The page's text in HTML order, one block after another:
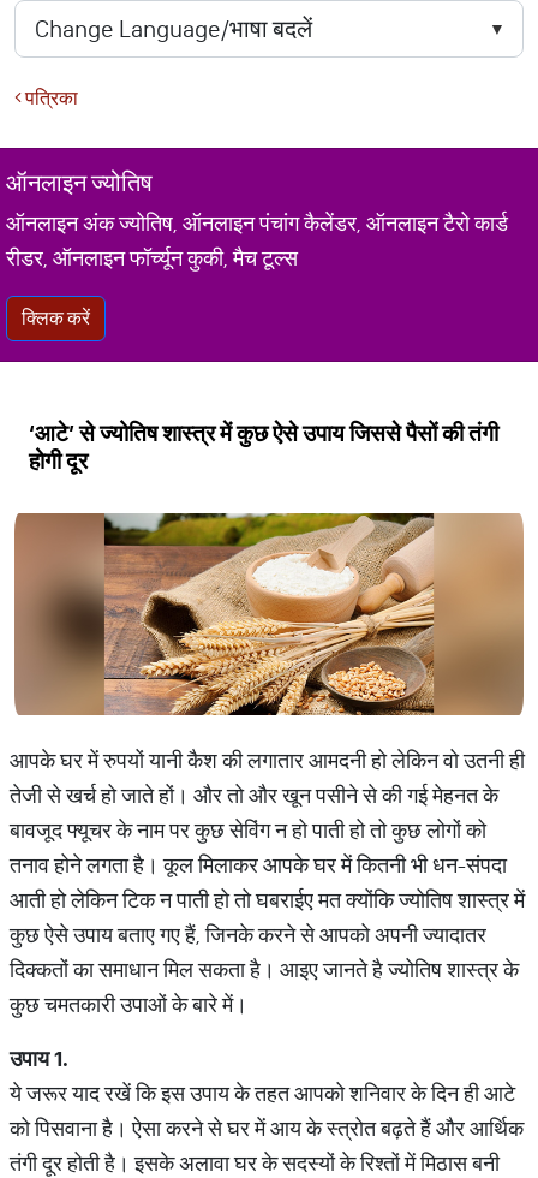
पत्रिका
ऑनलाइन ज्योतिष
ऑनलाइन अंक ज्योतिष, ऑनलाइन पंचांग कैलेंडर, ऑनलाइन टैरो कार्ड
रीडर, ऑनलाइन फॉर्च्यून कुकी, मैच टूल्स
क्लिक करें
‘आटे’ से ज्योतिष शास्त्र में कुछ ऐसे उपाय जिससे पैसों की तंगी
होगी दूर
आपके घर में रुपयों यानी कैश की लगातार आमदनी हो लेकिन वो उतनी ही
तेजी से खर्च हो जाते हों। और तो और खून पसीने से की गई मेहनत के
बावजूद फ्यूचर के नाम पर कुछ सेविंग न हो पाती हो तो कुछ लोगों को
तनाव होने लगता है। कूल मिलाकर आपके घर में कितनी भी धन-संपदा
आती हो लेकिन टिक न पाती हो तो घबराईए मत क्योंकि ज्योतिष शास्त्र में
कुछ ऐसे उपाय बताए गए हैं, जिनके करने से आपको अपनी ज्यादातर
दिक्कतों का समाधान मिल सकता है। आइए जानते है ज्योतिष शास्त्र के
कुछ चमतकारी उपाओं के बारे में।
उपाय1.
ये जरूर याद रखें कि इस उपाय के तहत आपको शनिवार के दिन ही आटे
को पिसवाना है। ऐसा करने से घर में आय के स्त्रोत बढ़ते हैं और आर्थिक
तंगी दूर होती है। इसके अलावा घर के सदस्यों के रिश्तों में मिठास बनी